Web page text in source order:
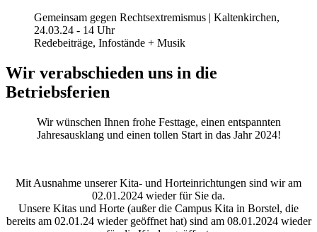
Gemeinsam gegen Rechtsextremismus | Kaltenkirchen,
24.03.24 - 14 Uhr
Redebeiträge, Infostände + Musik
Wir verabschieden uns in die
Betriebsferien
Wir wünschen Ihnen frohe Festtage, einen entspannten
Jahresausklang und einen tollen Start in das Jahr 2024!
Mit Ausnahme unserer Kita- und Horteinrichtungen sind wir am
02.01.2024 wieder für Sie da.
Unsere Kitas und Horte (außer die Campus Kita in Borstel, die
bereits am 02.01.24 wieder geöffnet hat) sind am 08.01.2024 wieder